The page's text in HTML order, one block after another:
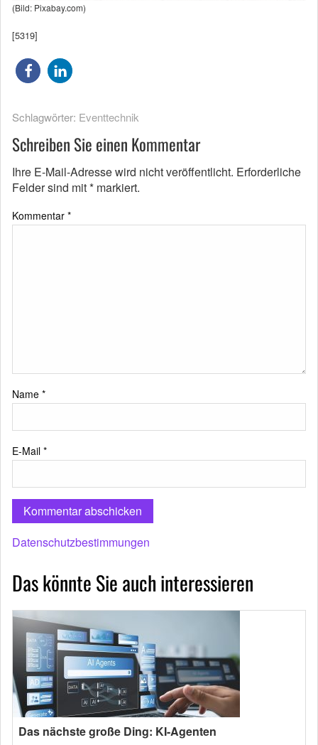
(Bild: Pixabay.com)
[5319]
Schlagwörter: Eventtechnik
Schreiben Sie einen Kommentar
Ihre E-Mail-Adresse wird nicht veröffentlicht. Erforderliche
Felder sind mit* markiert.
Kommentar *
Name *
E-Mail *
Datenschutzbestimmungen
Das könnte Sie auch interessieren
Das nächste große Ding: KI-Agenten